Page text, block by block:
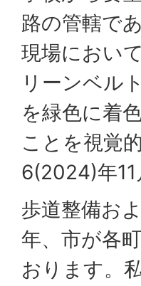
路の管轄で
現場におい
リーンベル
を緑色に着
ことを視覚
6(2024)年
歩道整備お
年、市が各
おります。